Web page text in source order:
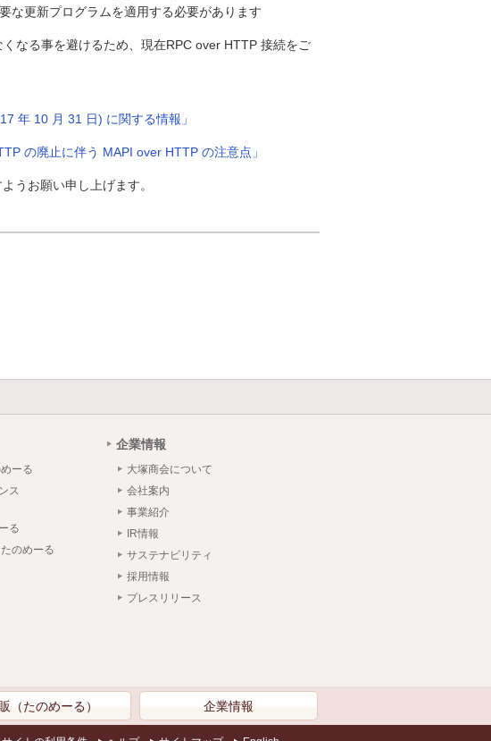
な更新プログラムを適用する必要があります
なる事を避けるため、現在RPC over HTTP 接続をご
年 10 月 31 日) に関する情報」
の廃止に伴う MAPI over HTTP の注意点」
うお願い申し上げます。
ーる
ス
る
のめーる
企業情報
大塚商会について
会社案内
事業紹介
IR情報
サステナビリティ
採用情報
プレスリリース
（たのめーる） 企業情報